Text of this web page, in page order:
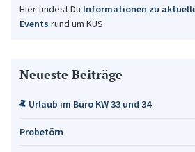
Hier findest Du Informationen zu
Events rund um KUS.
Neueste Beiträge
Urlaub im Büro KW 33 und 34
Probetörn